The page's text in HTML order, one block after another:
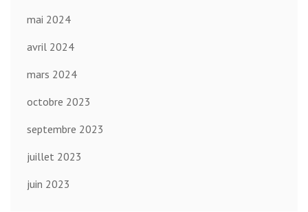
mai 2024
avril 2024
mars 2024
octobre 2023
septembre 2023
juillet 2023
juin 2023